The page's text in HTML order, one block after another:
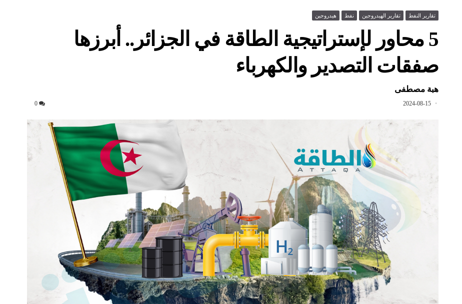
تقارير النفط تقارير الهيدروجين نفط هيدروجين
5 محاور لإستراتيجية الطاقة في الجزائر.. أبرزها
صفقات التصدير والكهرباء
هبة مصطفى
2024-08-15
0